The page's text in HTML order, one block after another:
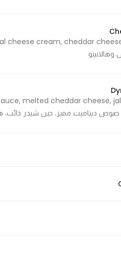
صوص ديناميت مميز، جبن شيدر